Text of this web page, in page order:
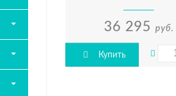
36 295 руб.
Купить